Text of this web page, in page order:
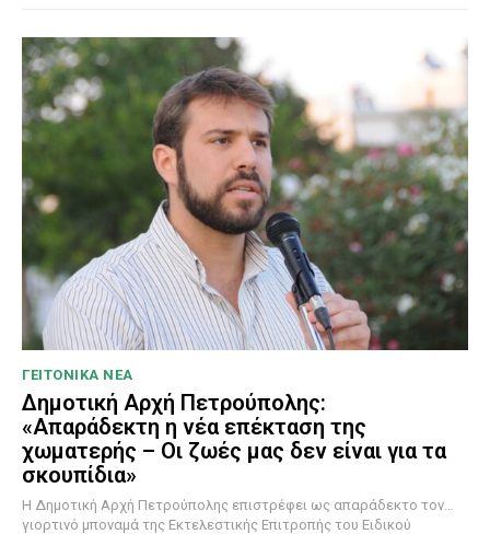
ΓΕΙΤΟΝΙΚΑ ΝΕΑ
Δημοτική Αρχή Πετρούπολης:
«Απαράδεκτη η νέα επέκταση της
χωματερής – Οι ζωές μας δεν είναι για τα
σκουπίδια»
Η Δημοτική Αρχή Πετρούπολης επιστρέφει ως απαράδεκτο τον…
γιορτινό μποναμά της Εκτελεστικής Επιτροπής του Ειδικού